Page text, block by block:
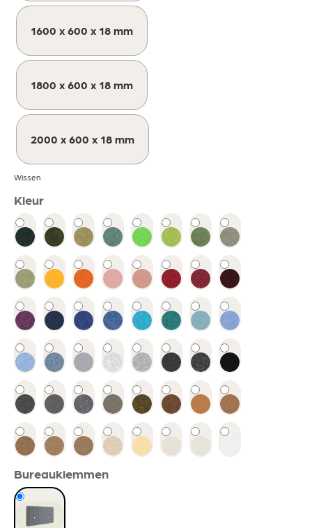
1600 x 600 x 18 mm
1800 x 600 x 18 mm
2000 x 600 x 18 mm
Wissen
Kleur
Bureauklemmen